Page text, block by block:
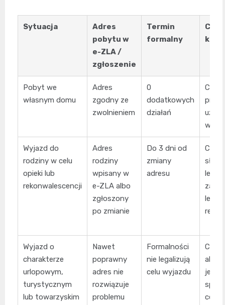
Sytuacja
Adres
pobytu w
e-ZLA /
zgłoszenie
Termin
formalny
Co
Pobyt we
własnym domu
Adres
zgodny ze
zwolnieniem
0
dodatkowych
działań
Czy
Wyjazd do
rodziny w celu
opieki lub
rekonwalescencji
Adres
rodziny
wpisany w
e-ZLA albo
zgłoszony
po zmianie
Do 3 dni od
zmiany
adresu
Czy
służy
Wyjazd o
charakterze
urlopowym,
turystycznym
lub towarzyskim
Nawet
poprawny
adres nie
rozwiązuje
problemu
Formalności
nie legalizują
celu wyjazdu
Czy
jest